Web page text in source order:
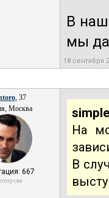
В
мы
18 сентября
, 37
Москва
667
На
В